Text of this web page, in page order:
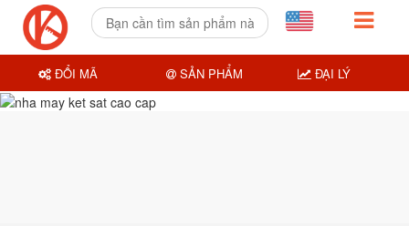
ĐỔI MÃ SẢN PHẨM ĐẠI LÝ